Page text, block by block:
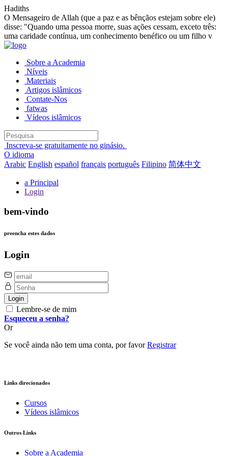
Hadiths
O Mensageiro de Allah (que a paz e as bênçãos estejam sobre ele)
disse: "Quando uma pessoa morre, suas ações cessam, exceto três:
uma caridade contínua, um conhecimento benéfico ou um filho v
Sobre a Academia
Níveis
Materiais
Artigos islâmicos
Contate-Nos
fatwas
Vídeos islâmicos
Inscreva-se gratuitamente no ginásio.
O idioma
Arabic English español français português Filipino 简体中文
a Principal
Login
bem-vindo
preencha estes dados
Login
Login
Lembre-se de mim
Esqueceu a senha?
Or
Se você ainda não tem uma conta, por favorRegistrar
Links direcionados
Cursos
Vídeos islâmicos
Outros Links
Sobre a Academia